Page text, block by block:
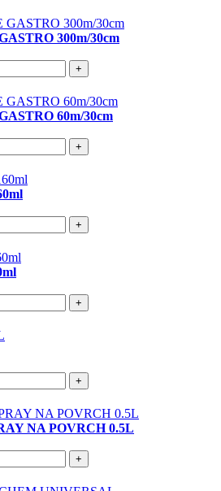
300m/30cm
+
60m/30cm
+
+
+
+
NA POVRCH 0.5L
+